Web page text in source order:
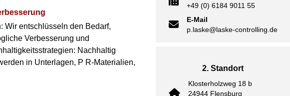
Wir entschlüsseln den Bedarf,
Verbesserung und
Nachhaltig
in Unterlagen, P R-Materialien,
+49 (0) 6184 9011 55
E-Mail
p.laske@laske-controlling.de
2. Standort
Klosterholzweg 18 b
24944 Flensburg